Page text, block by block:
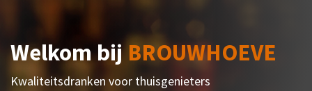
Welkom bijBROUWHOEVE
Kwaliteitsdranken voor thuisgenieters